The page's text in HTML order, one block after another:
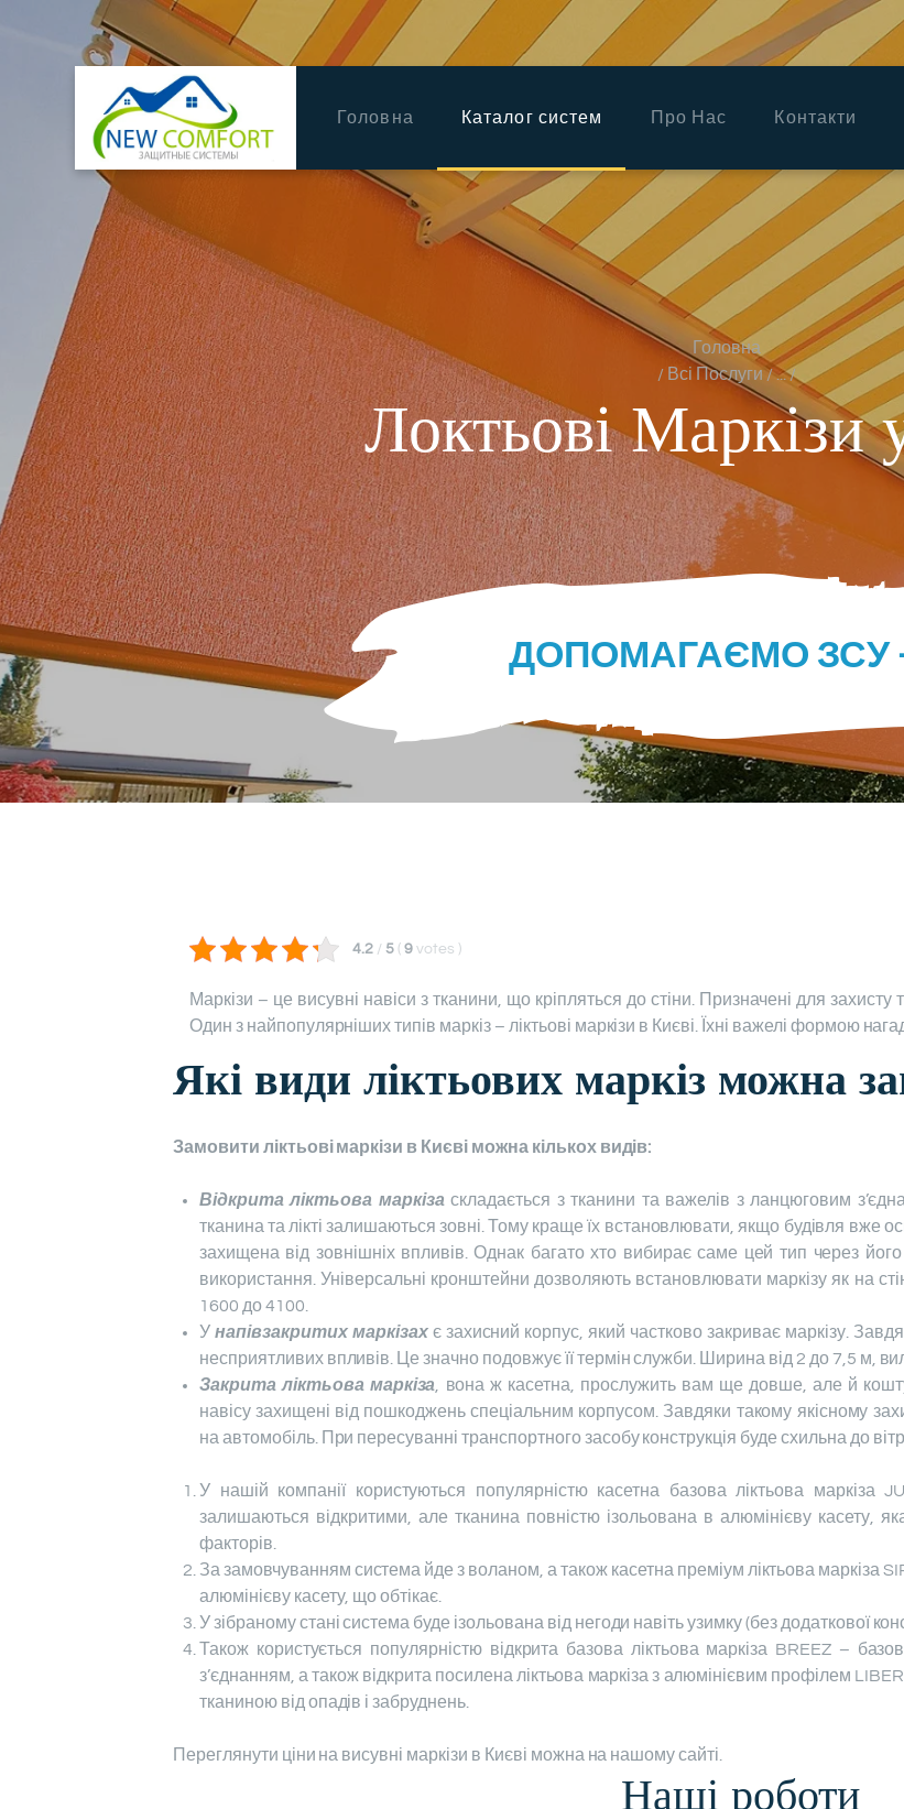
Головна Каталог систем Про Нас Контакти
Головна
Всі Послуги
...
Локтьові Маркізи
ДОПОМАГАЄМО ЗСУ -
ГОЛОВНА
СИСТЕМ
ПРО НАС
КОНТАКТИ
УКРАЇНСЬКА
4.2 / 5 ( 9 votes )
Маркізи – це висувні навіси з тканини, що кріпляться до стіни. Призначені для
Один з найпопулярніших типів маркіз – ліктьові маркізи в Києві. Їхні важелі формою
Які види ліктьових маркіз можна
Замовити ліктьові маркізи в Києві можна кількох видів:
Відкрита ліктьова маркізаскладається з тканини та важелів з ланцюговим
тканина та лікті залишаються зовні. Тому краще їх встановлювати, якщо будівля вже
захищена від зовнішніх впливів. Однак багато хто вибирає саме цей тип через його
використання. Універсальні кронштейни дозволяють встановлювати маркізу як на
1600 до 4100.
Унапівзакритих маркізахє захисний корпус, який частково закриває маркізу.
несприятливих впливів. Це значно подовжує її термін служби. Ширина від 2 до 7,5 м,
Закрита ліктьова маркіза, вона ж касетна, прослужить вам ще довше, але й
навісу захищені від пошкоджень спеціальним корпусом. Завдяки такому якісному
на автомобіль. При пересуванні транспортного засобу конструкція буде схильна до
У нашій компанії користуються популярністю касетна базова ліктьова маркіза
залишаються відкритими, але тканина повністю ізольована в алюмінієву касету,
факторів.
За замовчуванням система йде з воланом, а також касетна преміум ліктьова маркіза
алюмінієву касету, що обтікає.
У зібраному стані система буде ізольована від негоди навіть узимку (без додаткової
Також користується популярністю відкрита базова ліктьова маркіза BREEZ –
з’єднанням, а також відкрита посилена ліктьова маркіза з алюмінієвим профілем
тканиною від опадів і забруднень.
Переглянути ціни на висувні маркізи в Києві можна на нашому сайті.
Наші роботи